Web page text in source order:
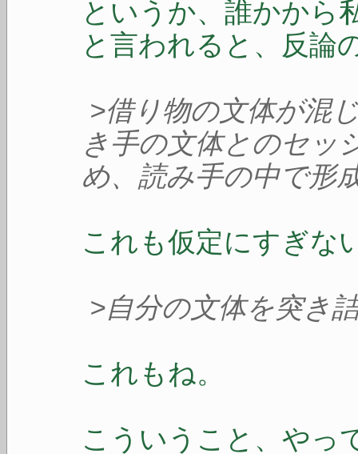
というか、誰かから
と言われると、反論
>借り物の文体が混
き手の文体とのセッ
め、読み手の中で形
これも仮定にすぎな
>自分の文体を突き
これもね。
こういうこと、やっ